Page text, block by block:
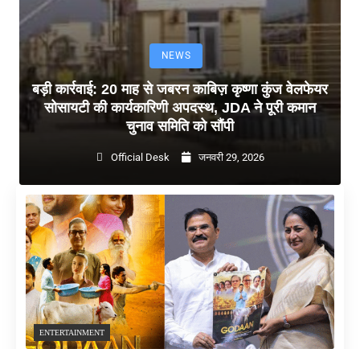
NEWS
बड़ी कार्रवाई: 20 माह से जबरन काबिज़ कृष्णा कुंज वेलफेयर
सोसायटी की कार्यकारिणी अपदस्थ, JDA ने पूरी कमान
चुनाव समिति को सौंपी
Official Desk जनवरी 29, 2026
ENTERTAINMENT